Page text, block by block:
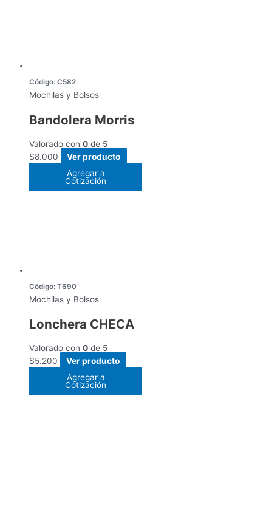
Código: C582
Mochilas y Bolsos
Bandolera Morris
Valorado con 0 de 5
$8.000
Ver producto
Agregar a
Cotización
Código: T690
Mochilas y Bolsos
Lonchera CHECA
Valorado con 0 de 5
$5.200
Ver producto
Agregar a
Cotización